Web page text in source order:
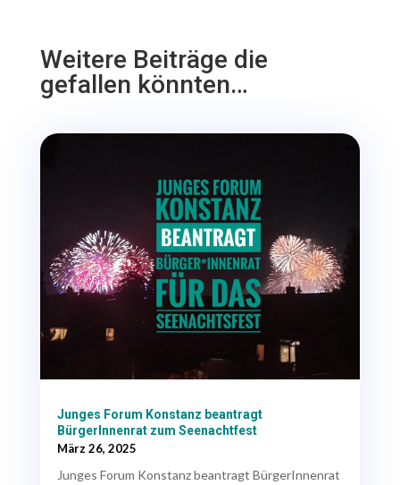
Weitere Beiträge die
gefallen könnten…
Junges Forum Konstanz beantragt
BürgerInnenrat zum Seenachtfest
März 26, 2025
Junges Forum Konstanz beantragt BürgerInnenrat